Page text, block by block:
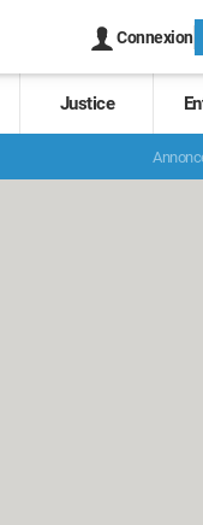
Connexion
Justice